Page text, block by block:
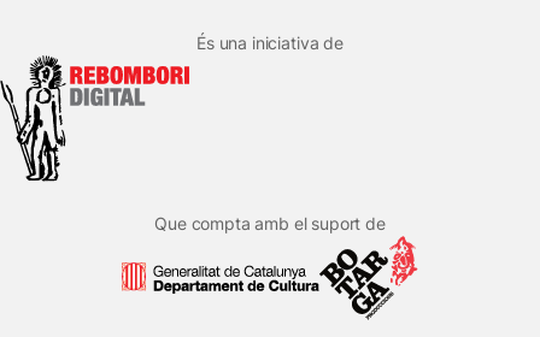
És una iniciativa de
Que compta amb el suport de